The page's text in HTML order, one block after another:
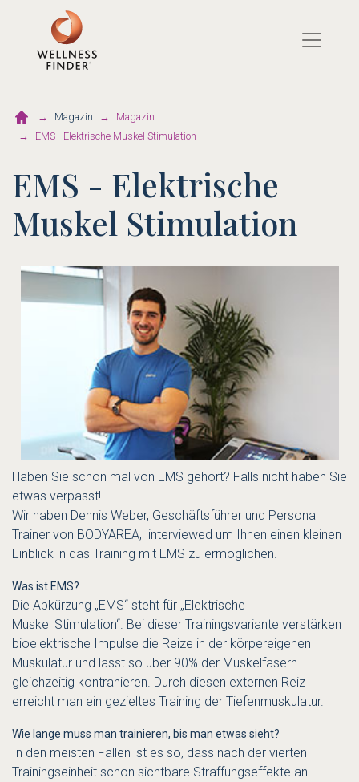
Magazin
Magazin
EMS - Elektrische Muskel Stimulation
EMS - Elektrische
Muskel Stimulation
Haben Sie schon mal von EMS gehört? Falls nicht haben Sie
etwas verpasst!
Wir haben Dennis Weber, Geschäftsführer und Personal
Trainer von BODYAREA, interviewed um Ihnen einen kleinen
Einblick in das Training mit EMS zu ermöglichen.
Was ist EMS?
Die Abkürzung „EMS“ steht für „Elektrische
Muskel Stimulation“. Bei dieser Trainingsvariante verstärken
bioelektrische Impulse die Reize in der körpereigenen
Muskulatur und lässt so über 90% der Muskelfasern
gleichzeitig kontrahieren. Durch diesen externen Reiz
erreicht man ein gezieltes Training der Tiefenmuskulatur.
Wie lange muss man trainieren, bis man etwas sieht?
In den meisten Fällen ist es so, dass nach der vierten
Trainingseinheit schon sichtbare Straffungseffekte an